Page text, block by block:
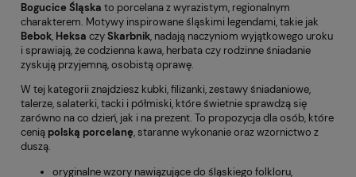
Bogucice Śląska to porcelana z wyrazistym, regionalnym
charakterem. Motywy inspirowane śląskimi legendami, takie jak
Bebok, Heksa czySkarbnik, nadają naczyniom wyjątkowego uroku
i sprawiają, że codzienna kawa, herbata czy rodzinne śniadanie
zyskują przyjemną, osobistą oprawę.
W tej kategorii znajdziesz kubki, filiżanki, zestawy śniadaniowe,
talerze, salaterki, tacki i półmiski, które świetnie sprawdzą się
zarówno na co dzień, jak i na prezent. To propozycja dla osób, które
cenią polską porcelanę, staranne wykonanie oraz wzornictwo z
duszą.
oryginalne wzory nawiązujące do śląskiego folkloru,